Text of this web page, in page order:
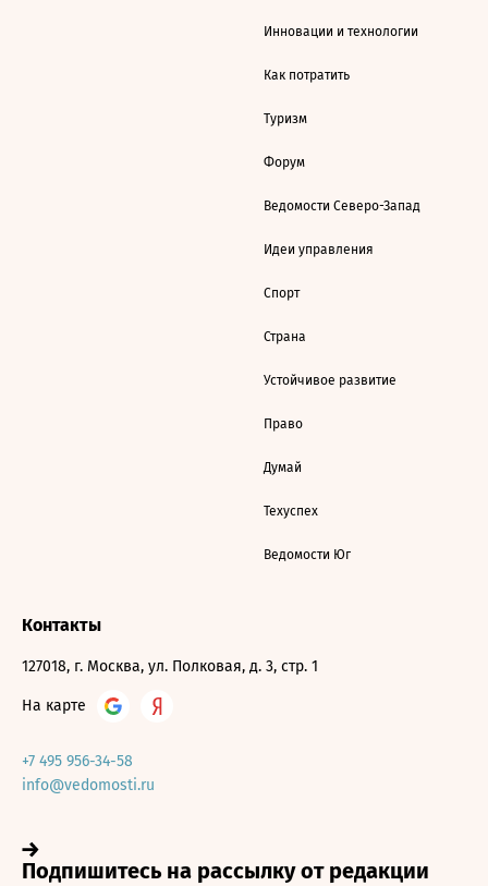
Инновации и технологии
Как потратить
Туризм
Форум
Ведомости Северо-Запад
Идеи управления
Спорт
Страна
Устойчивое развитие
Право
Думай
Техуспех
Ведомости Юг
Контакты
127018, г. Москва, ул. Полковая, д. 3, стр. 1
На карте
+7 495 956-34-58
info@vedomosti.ru